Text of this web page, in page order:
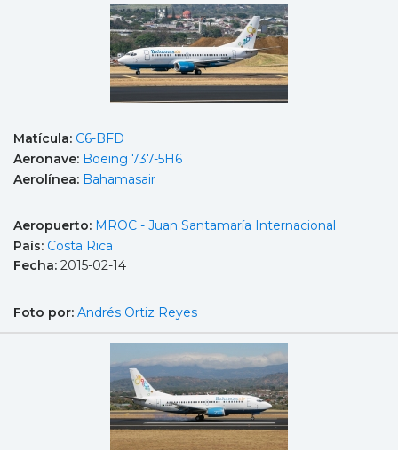
Matícula: C6-BFD
Aeronave: Boeing 737-5H6
Aerolínea: Bahamasair
Aeropuerto: MROC - Juan Santamaría Internacional
País: Costa Rica
Fecha: 2015-02-14
Foto por: Andrés Ortiz Reyes